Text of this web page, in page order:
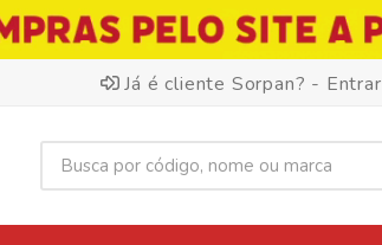
Já é cliente Sorpan? - Entrar